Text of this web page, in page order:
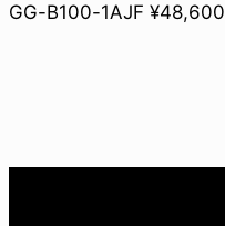
GG-B100-1AJF ¥48,600